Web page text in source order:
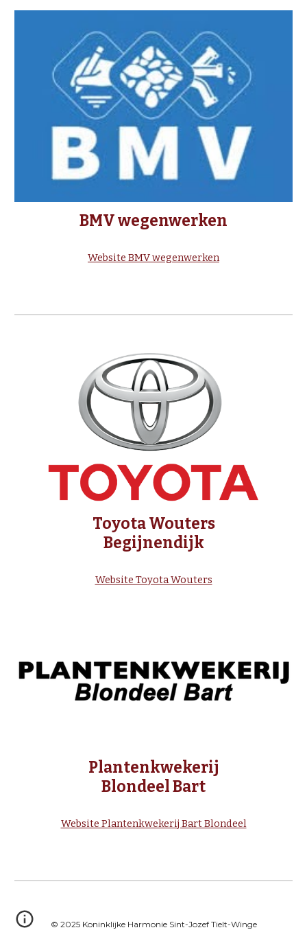
BMV wegenwerken
Website BMV wegenwerken
Toyota Wouters
Begijnendijk
Website Toyota Wouters
Plantenkwekerij
Blondeel Bart
Website Plantenkwekerij Bart Blondeel
© 2025 Koninklijke Harmonie Sint-Jozef Tielt-Winge